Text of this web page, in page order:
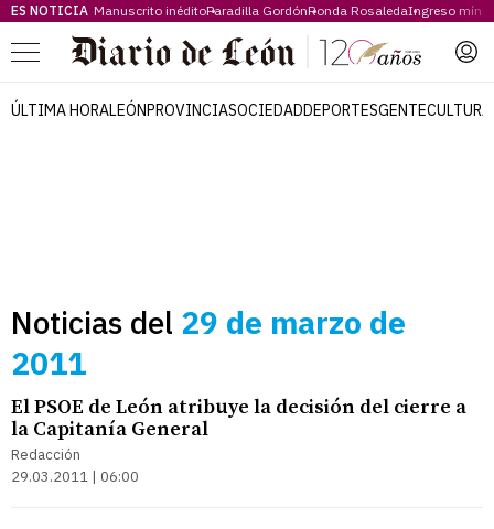
ES NOTICIA Manuscrito inéditoParadilla GordónRonda RosaledaIngreso
Menú
ÚLTIMA HORALEÓNPROVINCIASOCIEDADDEPORTESGENTECULTURA
Noticias del 29 de marzo de
2011
El PSOE de León atribuye la decisión del cierre a
la Capitanía General
Redacción
29.03.2011 | 06:00